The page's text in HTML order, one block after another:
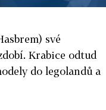
své
Krabice odtud
do legolandů a